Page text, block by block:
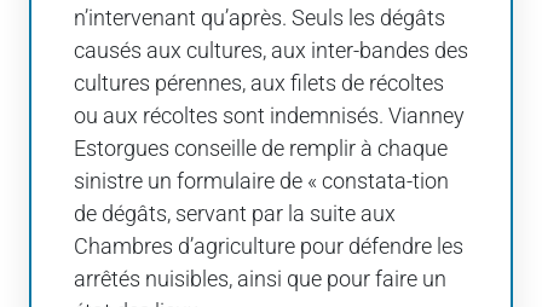
n’intervenant qu’après. Seuls les dégâts
causés aux cultures, aux inter-bandes des
cultures pérennes, aux filets de récoltes
ou aux récoltes sont indemnisés. Vianney
Estorgues conseille de remplir à chaque
sinistre un formulaire de « constata-tion
de dégâts, servant par la suite aux
Chambres d’agriculture pour défendre les
arrêtés nuisibles, ainsi que pour faire un